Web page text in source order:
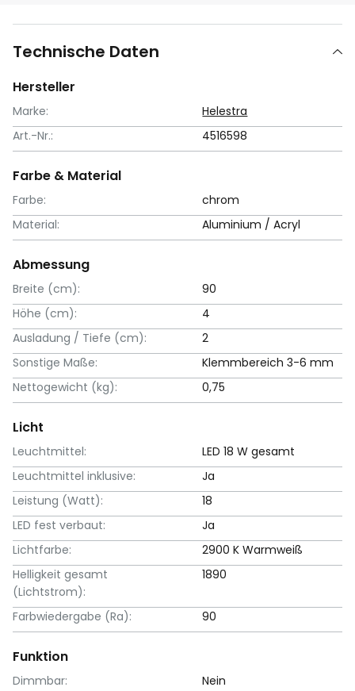
Technische Daten
Hersteller
Marke:
Helestra
Art.-Nr.:
4516598
Farbe & Material
Farbe:
chrom
Material:
Aluminium / Acryl
Abmessung
Breite (cm):
90
Höhe (cm):
4
Ausladung / Tiefe (cm):
2
Sonstige Maße:
Klemmbereich 3-6 mm
Nettogewicht (kg):
0,75
Licht
Leuchtmittel:
LED 18 W gesamt
Leuchtmittel inklusive:
Ja
Leistung (Watt):
18
LED fest verbaut:
Ja
Lichtfarbe:
2900 K Warmweiß
Helligkeit gesamt
(Lichtstrom):
1890
Farbwiedergabe (Ra): 90
Funktion
Dimmbar: Nein